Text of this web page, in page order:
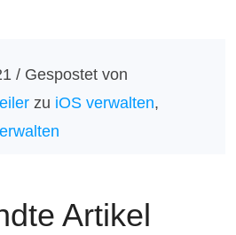
/ Gespostet von
zu iOS verwalten,
Artikel